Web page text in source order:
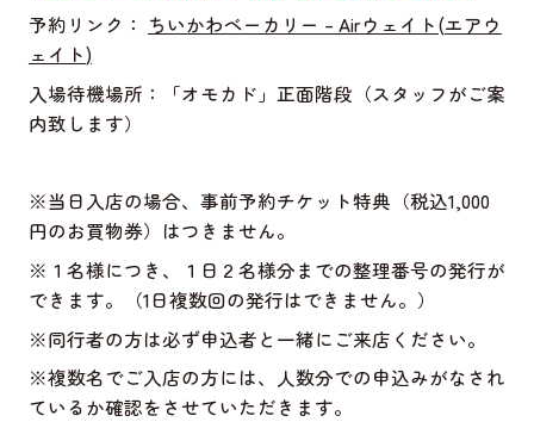
予約リンク： ちいかわベーカリー – Airウェイト(エアウ
ェイト)
入場待機場所：「オモカド」正面階段（スタッフがご案
内致します）
※当日入店の場合、事前予約チケット特典（税込1,000
円のお買物券）はつきません。
※ １名様につき、１日２名様分までの整理番号の発行が
できます。（1日複数回の発行はできません。）
※同行者の方は必ず申込者と一緒にご来店ください。
※複数名でご入店の方には、人数分での申込みがなされ
ているか確認をさせていただきます。